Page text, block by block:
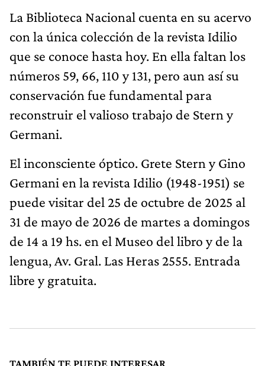
La Biblioteca Nacional cuenta en su acervo
con la única colección de la revista Idilio
que se conoce hasta hoy. En ella faltan los
números 59, 66, 110 y 131, pero aun así su
conservación fue fundamental para
reconstruir el valioso trabajo de Stern y
Germani.
El inconsciente óptico. Grete Stern y Gino
Germani en la revista Idilio (1948-1951) se
puede visitar del 25 de octubre de 2025 al
31 de mayo de 2026 de martes a domingos
de 14 a 19 hs. en el Museo del libro y de la
lengua, Av. Gral. Las Heras 2555. Entrada
libre y gratuita.
TAMBIÉN TE PUEDE INTERESAR